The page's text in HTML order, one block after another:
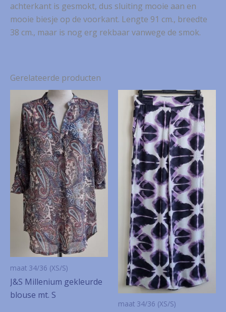
achterkant is gesmokt, dus sluiting mooie aan en
mooie biesje op de voorkant. Lengte 91 cm., breedte
38 cm., maar is nog erg rekbaar vanwege de smok.
Gerelateerde producten
maat 34/36 (XS/S)
J&S Millenium gekleurde
blouse mt. S
maat 34/36 (XS/S)